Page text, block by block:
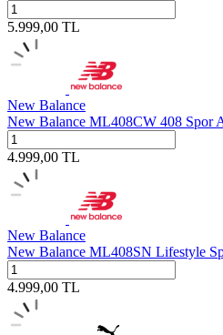
5.999,00 TL
New Balance
New Balance ML408CW 408 Spor
4.999,00 TL
New Balance
New Balance ML408SN Lifestyle
4.999,00 TL